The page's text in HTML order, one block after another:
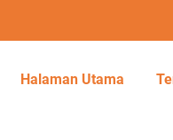
Halaman Utama